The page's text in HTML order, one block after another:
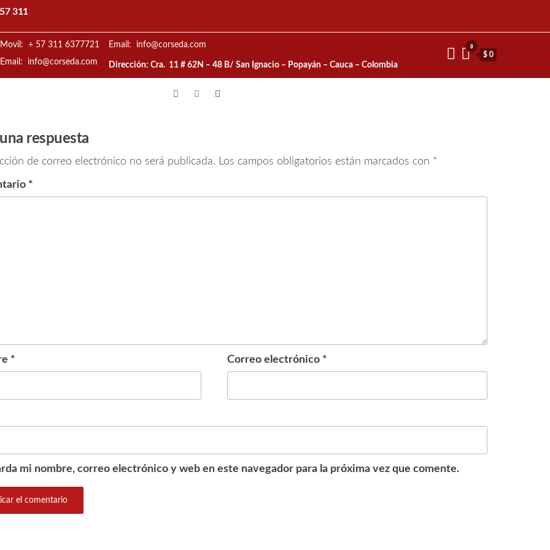
311
Movil: + 57 311 6377721
Email: info@corseda.com
Email: info@corseda.com
Dirección: Cra. 11 # 62N – 48 B/ San Ignacio – Popayán – Cauca – Colombia
0
$ 0
respuesta
de correo electrónico no será publicada. Los campos obligatorios están marcados con *
*
* Correo electrónico *
mi nombre, correo electrónico y web en este navegador para la próxima vez que comente.